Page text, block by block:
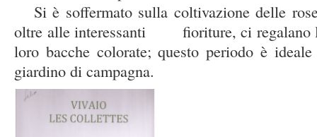
Si è soffermato sulla coltivazione delle
oltre alle interessanti fioriture, ci regalano
loro bacche colorate; questo periodo è
giardino di campagna.